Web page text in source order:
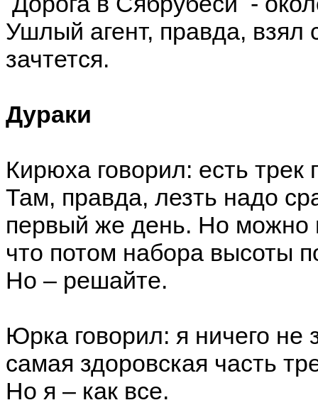
Ушлый агент, правда,
зачтется.
Дураки
Кирюха говорил: есть
Там, правда, лезть надо
первый же день. Но можно
что потом набора высоты
Но – решайте.
Юрка говорил: я ничего не
самая здоровская часть
Но я – как все.